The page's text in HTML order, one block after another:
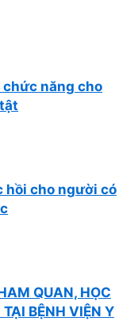
chức năng cho
hồi cho người có
QUAN, HỌC
BỆNH VIỆN Y